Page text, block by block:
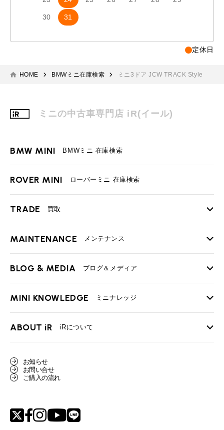
30 31
定休日
HOME BMWミニ在庫検索 ミニ3ドア JCW TRACK Style
ミニの中古車専門店 iR(イール)
BMW MINI BMWミニ 在庫検索
ROVER MINI ローバーミニ 在庫検索
TRADE 買取
TOP
必要書類
BMWミニ買取査定依頼
ローバーミニ買取査定依頼
MAINTENANCE メンテナンス
TOP
最近の修理実績
BLOG & MEDIA ブログ＆メディア
TOP
User's Voice 購入者様の声
Part's Report
MINI KNOWLEDGE ミニナレッジ
TOP
ローバーミニナレッジ
ABOUT iR iRについて
スタッフ紹介
リクルート
お知らせ
お問い合せ
ご購入の流れ